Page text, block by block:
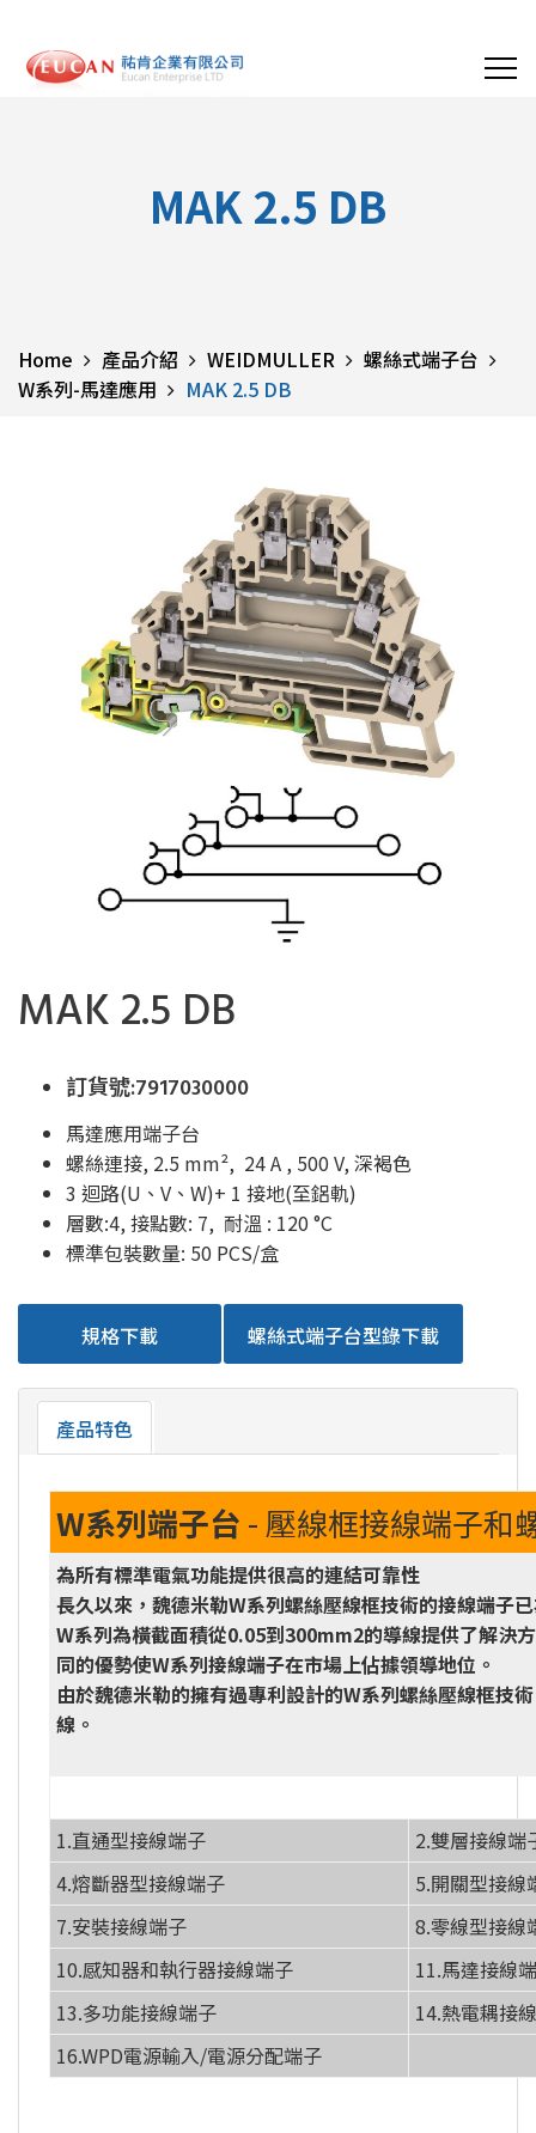
MAK 2.5 DB
Home 產品介紹 WEIDMULLER
螺絲式端子台
W系列-馬達應用
MAK 2.5 DB
MAK 2.5 DB
訂貨號:7917030000
馬達應用端子台
螺絲連接, 2.5 mm², 24 A , 500 V, 深褐色
3 迴路(U、V、W)+ 1 接地(至鋁軌)
層數:4, 接點數: 7, 耐溫 : 120 °C
標準包裝數量: 50 PCS/盒
規格下載 螺絲式端子台型錄下載
產品特色
W系列端子台 - 壓線框接線端子和
為所有標準電氣功能提供很高的連結可靠性
長久以來，魏德米勒W系列螺絲壓線框技術的接線端子
W系列為橫截面積從0.05到300mm2的導線提供了解決
同的優勢使W系列接線端子在市場上佔據領導地位。
由於魏德米勒的擁有過專利設計的W系列螺絲壓線框技
線。
1.直通型接線端子
2.雙層接線端
4.熔斷器型接線端子
5.開關型接線
7.安裝接線端子
8.零線型接線
10.感知器和執行器接線端子
11.馬達接線
13.多功能接線端子
14.熱電耦接
16.WPD電源輸入/電源分配端子